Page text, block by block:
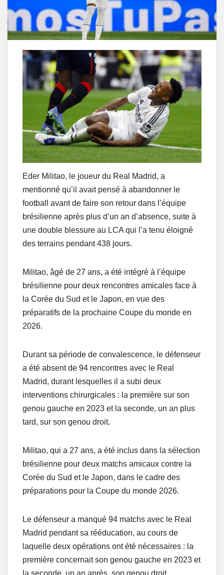
Eder Militao, le joueur du Real Madrid, a
mentionné qu’il avait pensé à abandonner le
football avant de faire son retour dans l’équipe
brésilienne après plus d’un an d’absence, suite à
une double blessure au LCA qui l’a tenu éloigné
des terrains pendant 438 jours.
Militao, âgé de 27 ans, a été intégré à l’équipe
brésilienne pour deux rencontres amicales face à
la Corée du Sud et le Japon, en vue des
préparatifs de la prochaine Coupe du monde en
2026.
Durant sa période de convalescence, le défenseur
a été absent de 94 rencontres avec le Real
Madrid, durant lesquelles il a subi deux
interventions chirurgicales : la première sur son
genou gauche en 2023 et la seconde, un an plus
tard, sur son genou droit.
Militao, qui a 27 ans, a été inclus dans la sélection
brésilienne pour deux matchs amicaux contre la
Corée du Sud et le Japon, dans le cadre des
préparations pour la Coupe du monde 2026.
Le défenseur a manqué 94 matchs avec le Real
Madrid pendant sa rééducation, au cours de
laquelle deux opérations ont été nécessaires : la
première concernait son genou gauche en 2023 et